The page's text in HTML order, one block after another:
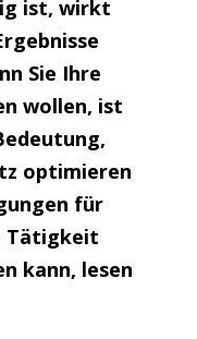
ist, wirkt
Sie Ihre
wollen, ist
optimieren
für
Tätigkeit
kann, lesen